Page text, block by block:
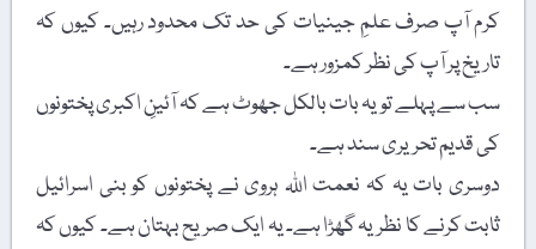
کرم آپ صرف علمِ جینیات کی حد تک محدود رہیں۔ کیوں کہ
تاریخ پر آپ کی نظر کمزور ہے۔
سب سے پہلے تو یہ بات بالکل جھوٹ ہے کہ آئینِ اکبری پختونوں
کی قدیم تحریری سند ہے۔
دوسری بات یہ کہ نعمت اللہ ہروی نے پختونوں کو بنی اسرائیل
ثابت کرنے کا نظریہ گھڑا ہے۔ یہ ایک صریح بہتان ہے۔ کیوں کہ